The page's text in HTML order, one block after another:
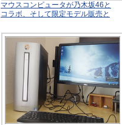
マウスコンピュータが乃木坂46と
コラボ、そして限定モデル販売と